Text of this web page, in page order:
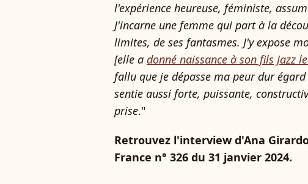
l'expérience heureuse, féministe,
J'incarne une femme qui part à la
limites, de ses fantasmes. J'y expose
[elle a donné naissance à son fils Jazz le
fallu que je dépasse ma peur dur
sentie aussi forte, puissante,
prise."
Retrouvez l'interview d'Ana
France n° 326 du 31 janvier 2024.